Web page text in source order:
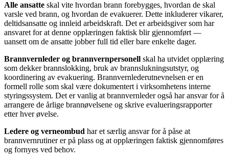
Alle ansatte skal vite hvordan brann forebygges, hvordan de skal
varsle ved brann, og hvordan de evakuerer. Dette inkluderer vikarer,
deltidsansatte og innleid arbeidskraft. Det er arbeidsgiver som har
ansvaret for at denne opplæringen faktisk blir gjennomført —
uansett om de ansatte jobber full tid eller bare enkelte dager.
Brannvernleder og brannvernpersonell skal ha utvidet opplæring
som dekker brannslokking, bruk av brannslukningsutstyr, og
koordinering av evakuering. Brannvernlederutnevnelsen er en
formell rolle som skal være dokumentert i virksomhetens interne
styringssystem. Det er vanlig at brannvernleder også har ansvar for å
arrangere de årlige brannøvelsene og skrive evalueringsrapporter
etter hver øvelse.
Ledere og verneombud har et særlig ansvar for å påse at
brannvernrutiner er på plass og at opplæringen faktisk gjennomføres
og fornyes ved behov.